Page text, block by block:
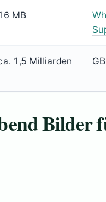
MB
1,5 Milliarden
Bilder